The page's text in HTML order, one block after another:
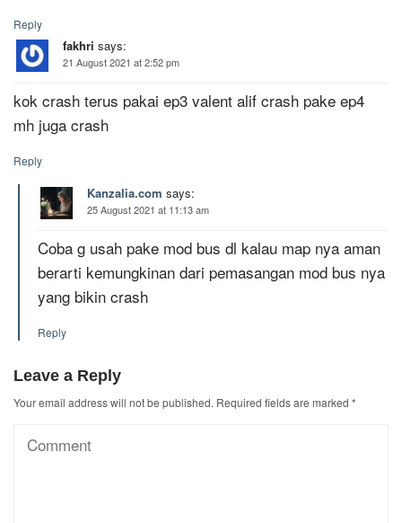
Reply
fakhri says:
21 August 2021 at 2:52 pm
kok crash terus pakai ep3 valent alif crash pake ep4
mh juga crash
Reply
Kanzalia.com says:
25 August 2021 at 11:13 am
Coba g usah pake mod bus dl kalau map nya aman
berarti kemungkinan dari pemasangan mod bus nya
yang bikin crash
Reply
Leave a Reply
Your email address will not be published. Required fields are marked *